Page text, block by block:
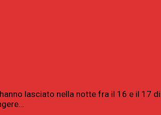
lasciato nella notte fra il 16 e il 17